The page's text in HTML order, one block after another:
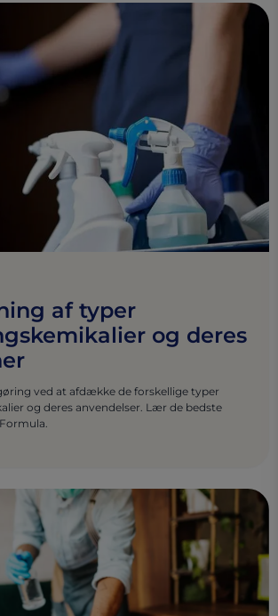
af typer
og deres
ved at afdække de forskellige typer
og deres anvendelser. Lær de bedste